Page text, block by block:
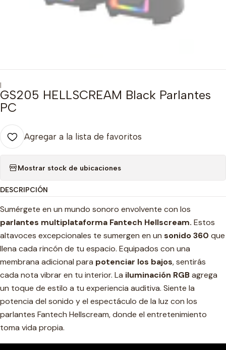
|
GS205 HELLSCREAM Black Parlantes
PC
Agregar a la lista de favoritos
Mostrar stock de ubicaciones
DESCRIPCIÓN
Sumérgete en un mundo sonoro envolvente con los
parlantes multiplataforma Fantech Hellscream. Estos
altavoces excepcionales te sumergen en un sonido 360 que
llena cada rincón de tu espacio. Equipados con una
membrana adicional para potenciar los bajos, sentirás
cada nota vibrar en tu interior. La iluminación RGBagrega
un toque de estilo a tu experiencia auditiva. Siente la
potencia del sonido y el espectáculo de la luz con los
parlantes Fantech Hellscream, donde el entretenimiento
toma vida propia.